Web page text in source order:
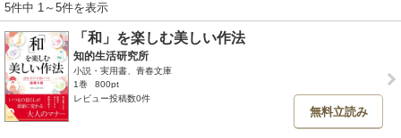
5件中 1～5件を表示
「和」を楽しむ美しい作法
知的生活研究所
小説・実用書、青春文庫
1巻
800pt
レビュー投稿数0件
無料立読み